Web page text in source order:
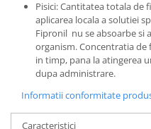
Pisici: Cantitatea totala
aplicarea locala a solutiei
Fipronil nu se absoarbe si
organism. Concentratia
in timp, pana la atingerea
dupa administrare.
Informatii conformitate
Caracteristici